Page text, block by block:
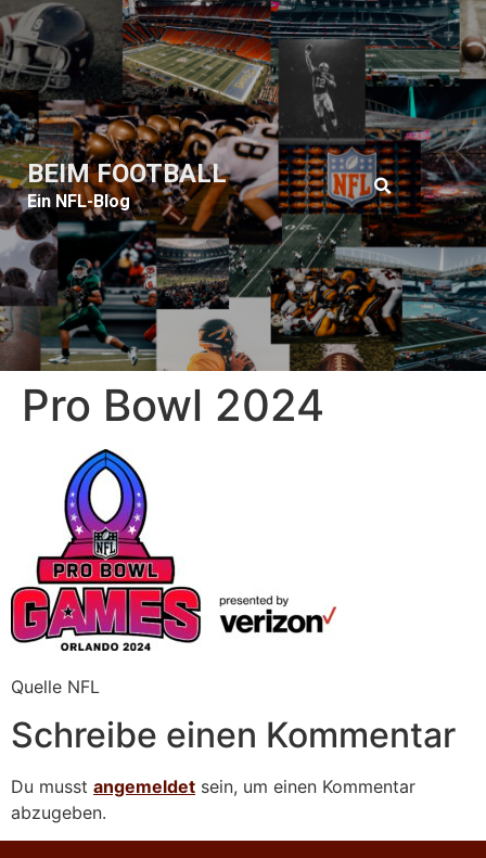
BEIM FOOTBALL
Ein NFL-Blog
Pro Bowl 2024
Quelle NFL
Schreibe einen Kommentar
Du musst angemeldet sein, um einen Kommentar
abzugeben.